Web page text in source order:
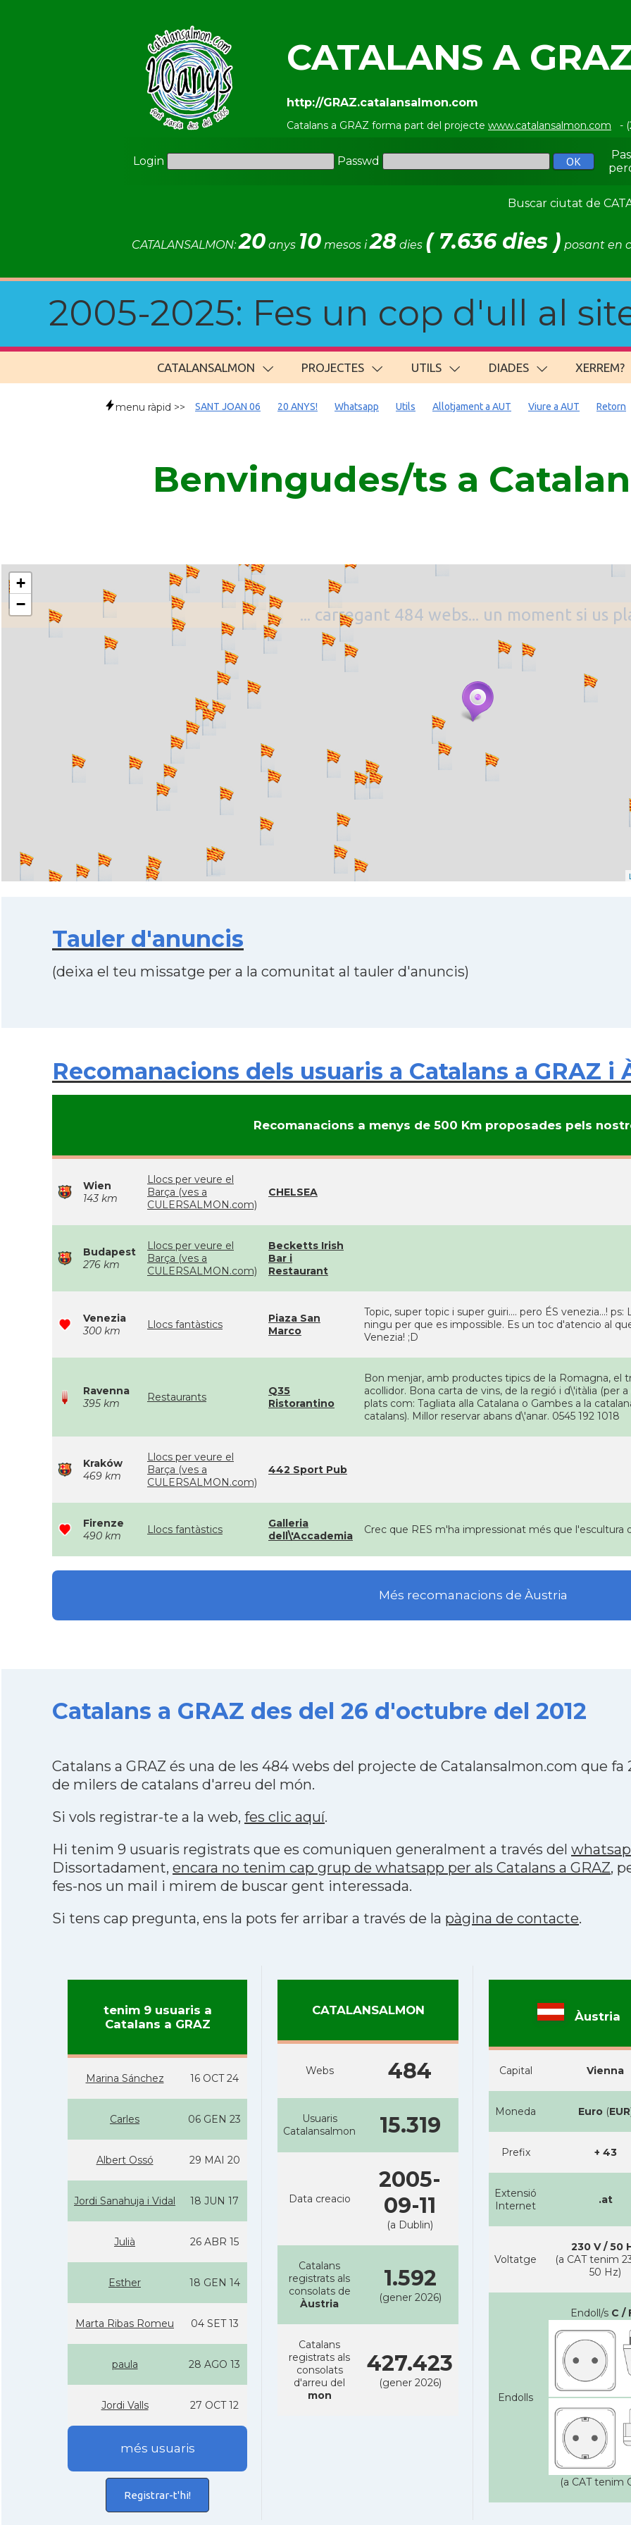
CATALANS A
http://GRAZ.catalansalmon.com
Catalans a GRAZ forma part del projecte www.catalansalmon.com -
Login Passwd
Buscar ciutat de
CATALANSALMON:20 anys 10 mesos i28 dies ( 7.636 dies ) posant en
2005-2025: Fes un cop d'ull al
CATALANSALMON PROJECTES UTILS DIADES XERREM?
menu ràpid >> SANT JOAN 06 20 ANYS! Whatsapp Utils Allotjament a AUT Viure a AUT Retorn
Benvingudes/ts a
... carregant 484 webs... un moment si us
+
−
Tauler d'anuncis
(deixa el teu missatge per a la comunitat al tauler d'anuncis)
Recomanacions dels usuaris a Catalans a GRAZ i
Recomanacions a menys de 500 Km proposades pels
Wien
143 km
Llocs per veure el
Barça (ves a
CULERSALMON.com)
CHELSEA
Budapest
276 km
Llocs per veure el
Barça (ves a
CULERSALMON.com)
Becketts Irish
Bar i
Restaurant
Venezia
300 km
Llocs fantàstics
Piaza San
Marco
Topic, super topic i super guiri.... pero ÉS venezia...!
ningu per que es impossible. Es un toc d'atencio al
Venezia! ;D
Ravenna
395 km
Restaurants
Q35
Ristorantino
Bon menjar, amb productes tipics de la Romagna, el
acollidor. Bona carta de vins, de la regió i d\'itàlia (per
plats com: Tagliata alla Catalana o Gambes a la
catalans). Millor reservar abans d\'anar. 0545 192 1018
Kraków
469 km
Llocs per veure el
Barça (ves a
CULERSALMON.com)
442 Sport Pub
Firenze
490 km
Llocs fantàstics
Galleria
dell\'Accademia
Crec que RES m'ha impressionat més que l'escultura
Més recomanacions de Àustria
Catalans a GRAZ des del 26 d'octubre del 2012
Catalans a GRAZ és una de les 484 webs del projecte de Catalansalmon.com que
de milers de catalans d'arreu del món.
Si vols registrar-te a la web, fes clic aquí.
Hi tenim 9 usuaris registrats que es comuniquen generalment a través del
Dissortadament, encara no tenim cap grup de whatsapp per als Catalans a GRAZ,
fes-nos un mail i mirem de buscar gent interessada.
Si tens cap pregunta, ens la pots fer arribar a través de la pàgina de contacte.
tenim 9 usuaris a
Catalans a GRAZ
Marina Sánchez 16 OCT 24
Carles 06 GEN 23
Albert Ossó 29 MAI 20
Jordi Sanahuja i Vidal 18 JUN 17
Julià 26 ABR 15
Esther 18 GEN 14
Marta Ribas Romeu 04 SET 13
paula 28 AGO 13
Jordi Valls 27 OCT 12
més usuaris
Registrar-t'hi!
CATALANSALMON
Webs 484
Usuaris
Catalansalmon
15.319
Data creacio
2005-
09-11
(a Dublin)
Catalans
registrats als
consolats de
Àustria
1.592
(gener 2026)
Catalans
registrats als
consolats
d'arreu del
mon
427.423
(gener 2026)
Àustria
Capital Vienna
Moneda Euro(EUR
Prefix + 43
Extensió
Internet
.at
Voltatge
230 V / 50
(a CAT tenim
50 Hz)
Endolls
Endoll/s C /
(a CAT tenim